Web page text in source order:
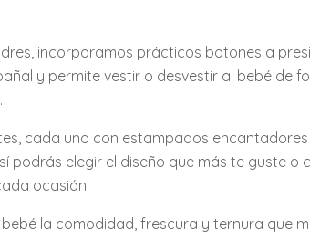
incorporamos prácticos botones a
y permite vestir o desvestir al bebé de
cada uno con estampados
podrás elegir el diseño que más te guste o
ocasión.
la comodidad, frescura y ternura que